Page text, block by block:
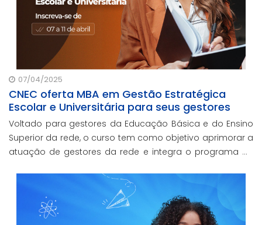
07/04/2025
CNEC oferta MBA em Gestão Estratégica
Escolar e Universitária para seus gestores
Voltado para gestores da Educação Básica e do Ensino
Superior da rede, o curso tem como objetivo aprimorar a
atuação de gestores da rede e integra o programa de
contando com o oferecimento gratuito da Re